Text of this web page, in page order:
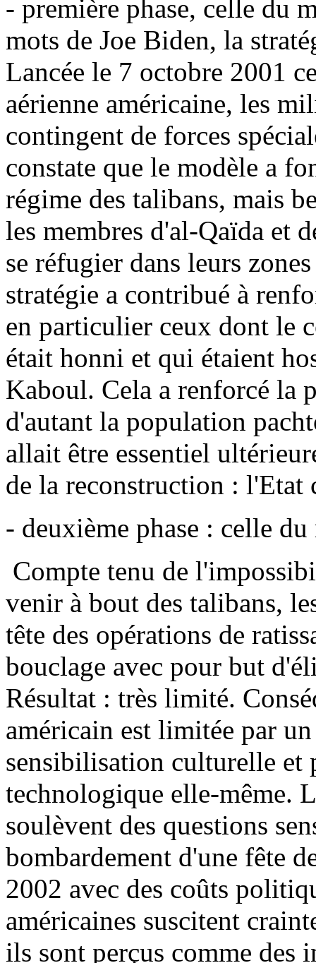
- première phase, celle du
mots de Joe Biden, la
Lancée le 7 octobre 2001
aérienne américaine, les
contingent de forces
constate que le modèle a
régime des talibans, mais
les membres d'al-Qaïda et
se réfugier dans leurs
stratégie a contribué à
en particulier ceux dont le
était honni et qui étaient
Kaboul. Cela a renforcé la
d'autant la population
allait être essentiel
de la reconstruction : l'Etat
- deuxième phase : celle
Compte tenu de
venir à bout des talibans,
tête des opérations de
bouclage avec pour but
Résultat : très limité.
américain est limitée par
sensibilisation culturelle
technologique elle-même.
soulèvent des questions
bombardement d'une fête
2002 avec des coûts
américaines suscitent
ils sont perçus comme des